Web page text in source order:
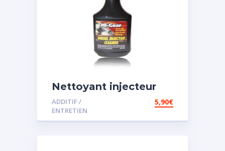
Nettoyant injecteur
diesel
ADDITIF /
ENTRETIEN
5,90€